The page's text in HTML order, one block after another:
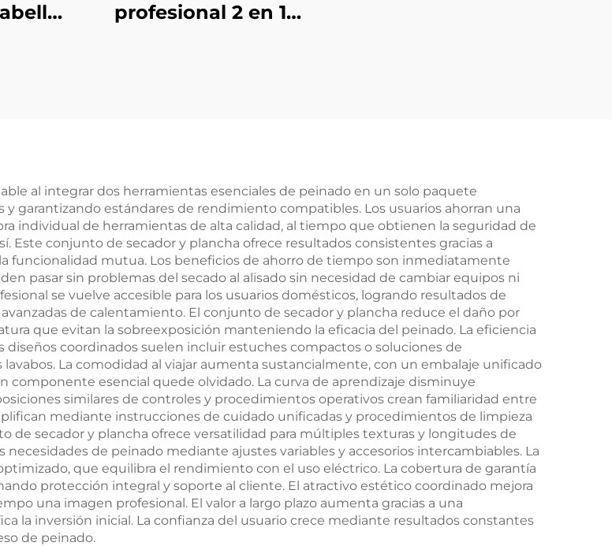
profesional 2 en 1
al integrar dos herramientas esenciales de peinado en un solo paquete
garantizando estándares de rendimiento compatibles. Los usuarios ahorran una
individual de herramientas de alta calidad, al tiempo que obtienen la seguridad de
conjunto de secador y plancha ofrece resultados consistentes gracias a
funcionalidad mutua. Los beneficios de ahorro de tiempo son inmediatamente
pasar sin problemas del secado al alisado sin necesidad de cambiar equipos ni
se vuelve accesible para los usuarios domésticos, logrando resultados de
de calentamiento. El conjunto de secador y plancha reduce el daño por
que evitan la sobreexposición manteniendo la eficacia del peinado. La eficiencia
coordinados suelen incluir estuches compactos o soluciones de
La comodidad al viajar aumenta sustancialmente, con un embalaje unificado
esencial quede olvidado. La curva de aprendizaje disminuye
similares de controles y procedimientos operativos crean familiaridad entre
mediante instrucciones de cuidado unificadas y procedimientos de limpieza
de secador y plancha ofrece versatilidad para múltiples texturas y longitudes de
de peinado mediante ajustes variables y accesorios intercambiables. La
que equilibra el rendimiento con el uso eléctrico. La cobertura de garantía
protección integral y soporte al cliente. El atractivo estético coordinado mejora
una imagen profesional. El valor a largo plazo aumenta gracias a una
la inversión inicial. La confianza del usuario crece mediante resultados constantes
de peinado.